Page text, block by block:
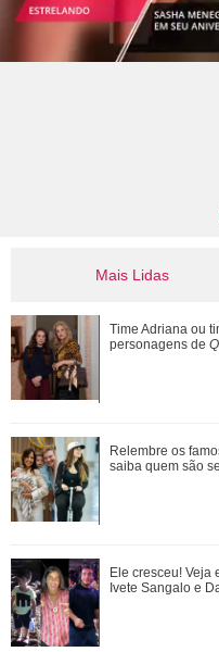
Mais Lidas
Ele cresceu! Veja
Ivete Sangalo e
Ratinho se
do cantor Tiago,
Confira vezes em
tem medo de falar
Time Adriana ou
personagens de
Relembre os
saiba quem são
Ele cresceu! Veja
Ivete Sangalo e